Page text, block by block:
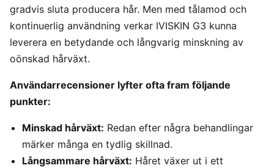
gradvis sluta producera hår. Men med tålamod och
kontinuerlig användning verkar IVISKIN G3 kunna
leverera en betydande och långvarig minskning av
oönskad hårväxt.
Användarrecensioner lyfter ofta fram följande
punkter:
Minskad hårväxt: Redan efter några behandlingar
märker många en tydlig skillnad.
Långsammare hårväxt: Håret växer ut i ett